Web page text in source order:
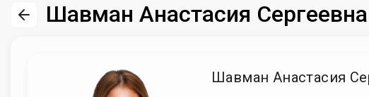
Шавман Анастасия Сергеевна
Шавман Анастасия